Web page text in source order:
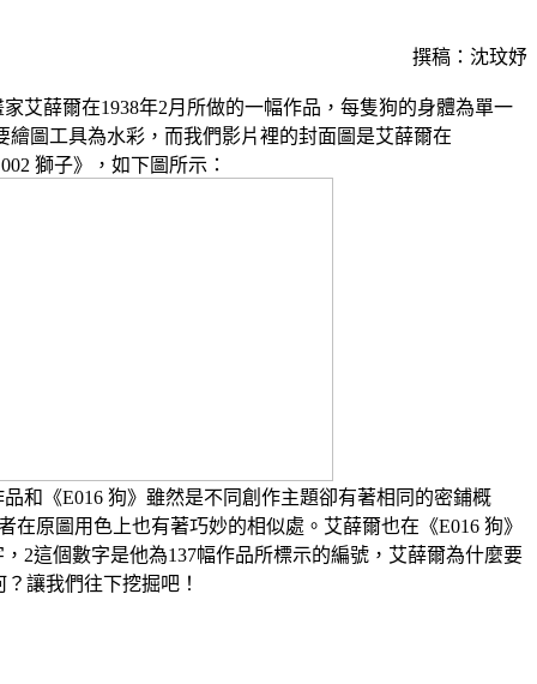
撰稿：沈玟妤
艾薛爾在1938年2月所做的一幅作品，每隻狗的身體為單一
圖工具為水彩，而我們影片裡的封面圖是艾薛爾在
獅子》，如下圖所示：
和《E016 狗》雖然是不同創作主題卻有著相同的密鋪概
在原圖用色上也有著巧妙的相似處。艾薛爾也在《E016 狗》
，2這個數字是他為137幅作品所標示的編號，艾薛爾為什麼要
讓我們往下挖掘吧！